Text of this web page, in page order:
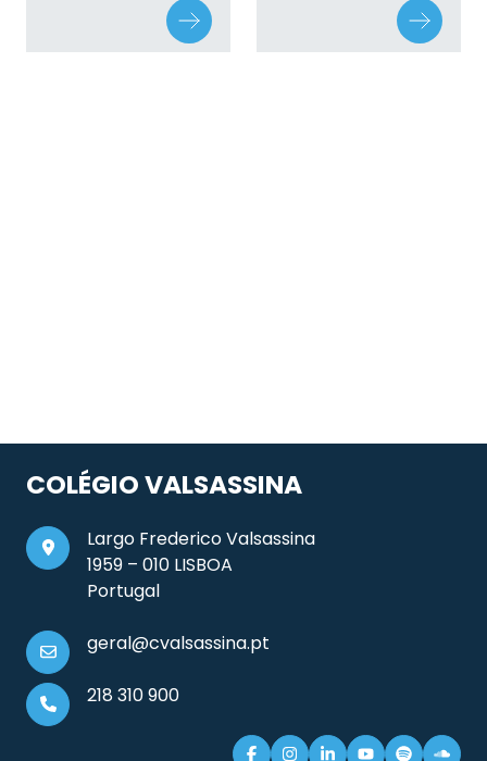
COLÉGIO VALSASSINA
Largo Frederico Valsassina
1959 – 010 LISBOA
Portugal
geral@cvalsassina.pt
218 310 900